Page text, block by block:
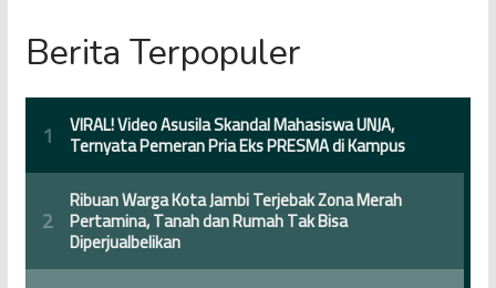
Berita Terpopuler